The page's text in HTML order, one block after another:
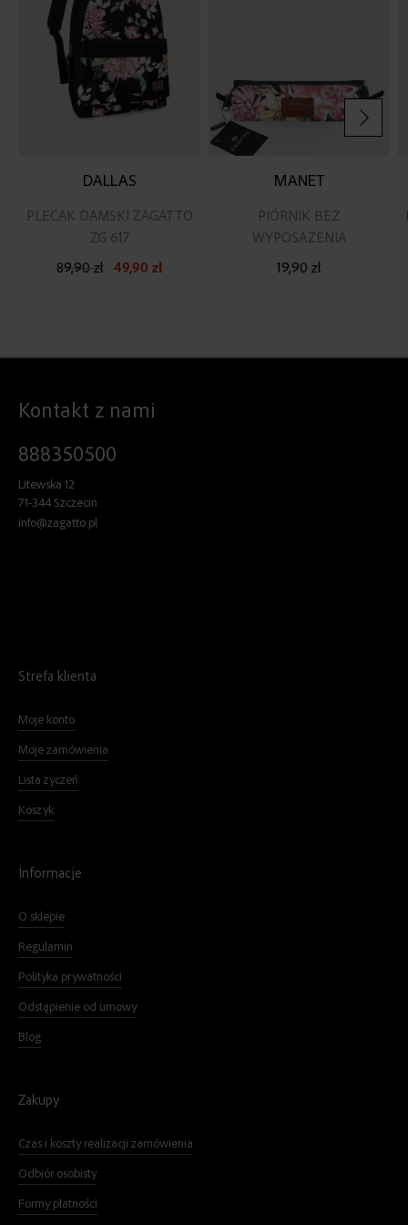
DALLAS
PLECAK DAMSKI ZAGATTO
ZG 617
49,90 zł
89,90 zł
MANET
PIÓRNIK BEZ
WYPOSAŻENIA
19,90 zł
Kontakt z nami
888350500
Litewska 12
71-344 Szczecin
info@zagatto.pl
Strefa klienta
Moje konto
Moje zamówienia
Lista życzeń
Koszyk
Informacje
O sklepie
Regulamin
Polityka prywatności
Odstąpienie od umowy
Blog
Zakupy
Czas i koszty realizacji zamówienia
Odbiór osobisty
Formy płatności